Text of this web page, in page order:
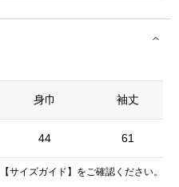
身巾 袖丈
44 61
【サイズガイド】 をご確認ください。